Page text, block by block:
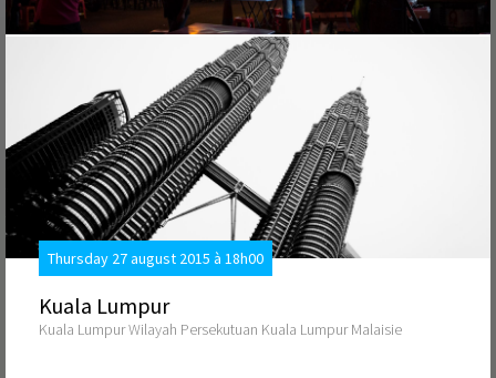
Thursday 27 august 2015 à 18h00
Kuala Lumpur
Kuala Lumpur Wilayah Persekutuan Kuala Lumpur Malaisie